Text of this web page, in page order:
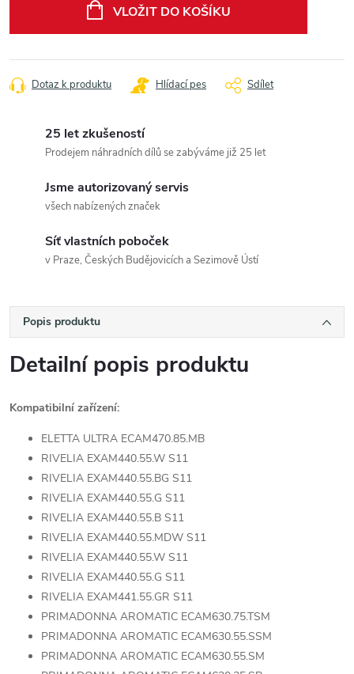
VLOŽIT DO KOŠÍKU
Dotaz k produktu Hlídací pes Sdílet
25 let zkušeností
Prodejem náhradních dílů se zabýváme již 25 let
Jsme autorizovaný servis
všech nabízených značek
Síť vlastních poboček
v Praze, Českých Budějovicích a Sezimově Ústí
Popis produktu
Detailní popis produktu
Kompatibilní zařízení:
ELETTA ULTRA ECAM470.85.MB
RIVELIA EXAM440.55.W S11
RIVELIA EXAM440.55.BG S11
RIVELIA EXAM440.55.G S11
RIVELIA EXAM440.55.B S11
RIVELIA EXAM440.55.MDW S11
RIVELIA EXAM440.55.W S11
RIVELIA EXAM440.55.G S11
RIVELIA EXAM441.55.GR S11
PRIMADONNA AROMATIC ECAM630.75.TSM
PRIMADONNA AROMATIC ECAM630.55.SSM
PRIMADONNA AROMATIC ECAM630.55.SM